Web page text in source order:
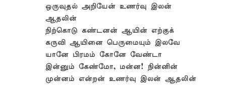
ஒருவுதல் அறியேன் உணர்வு இலன்
ஆதலின்
நிற்கொடு கண்டனன் ஆயின் எற்குக்
கருவி ஆயினை பெருமையும் இலவே
யானே பிரமம் கோனே வேண்டா
இன்னும் கேண்மோ, மன்ன! நின்னின்
முன்னம் என்றன் உணர்வு இலன் ஆதலின்